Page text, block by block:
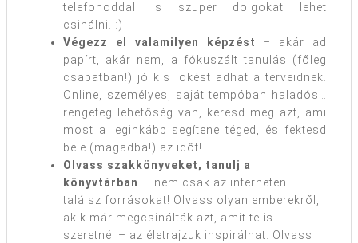
telefonoddal is szuper dolgokat lehet
csinálni. :)
Végezz el valamilyen képzést – akár ad
papírt, akár nem, a fókuszált tanulás (főleg
csapatban!) jó kis lökést adhat a terveidnek.
Online, személyes, saját tempóban haladós…
rengeteg lehetőség van, keresd meg azt, ami
most a leginkább segítene téged, és fektesd
bele (magadba!) az időt!
Olvass szakkönyveket, tanulj a
könyvtárban — nem csak az interneten
találsz forrásokat! Olvass olyan emberekről,
akik már megcsinálták azt, amit te is
szeretnél – az életrajzuk inspirálhat. Olvass